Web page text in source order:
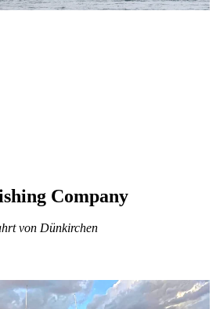
Company
von Dünkirchen